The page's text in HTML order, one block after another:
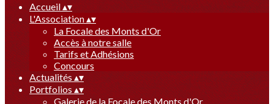
Accueil▴▾
L'Association▴▾
La Focale des Monts d'Or
Accès à notre salle
Tarifs et Adhésions
Concours
Actualités ▴▾
Portfolios▴▾
Galerie de la Focale des Monts d'Or